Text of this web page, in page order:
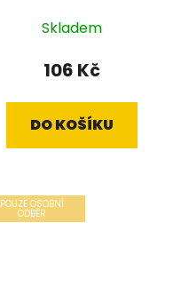
Skladem
106 Kč
DO KOŠÍKU
POUZE OSOBNÍ
ODBĚR